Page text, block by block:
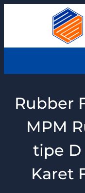
Rubber
MPM
tipe D
Karet